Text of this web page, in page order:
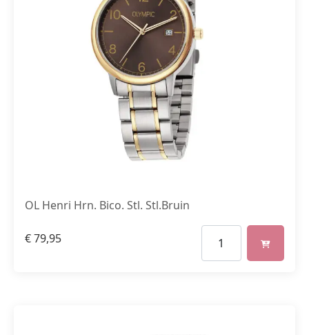
OL Henri Hrn. Bico. Stl. Stl.Bruin
€79,95